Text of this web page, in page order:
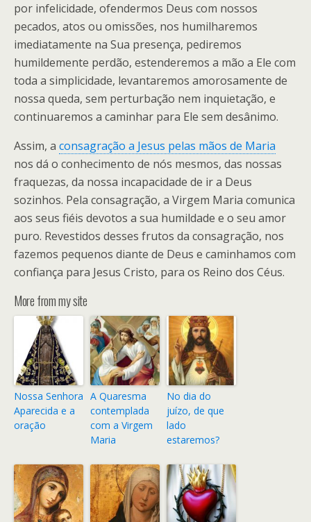
por infelicidade, ofendermos Deus com nossos
pecados, atos ou omissões, nos humilharemos
imediatamente na Sua presença, pediremos
humildemente perdão, estenderemos a mão a Ele com
toda a simplicidade, levantaremos amorosamente de
nossa queda, sem perturbação nem inquietação, e
continuaremos a caminhar para Ele sem desânimo.
Assim, a consagração a Jesus pelas mãos de Maria
nos dá o conhecimento de nós mesmos, das nossas
fraquezas, da nossa incapacidade de ir a Deus
sozinhos. Pela consagração, a Virgem Maria comunica
aos seus fiéis devotos a sua humildade e o seu amor
puro. Revestidos desses frutos da consagração, nos
fazemos pequenos diante de Deus e caminhamos com
confiança para Jesus Cristo, para os Reino dos Céus.
More from my site
Nossa Senhora
Aparecida e a
oração
A Quaresma
contemplada
com a Virgem
Maria
No dia do
juízo, de que
lado
estaremos?